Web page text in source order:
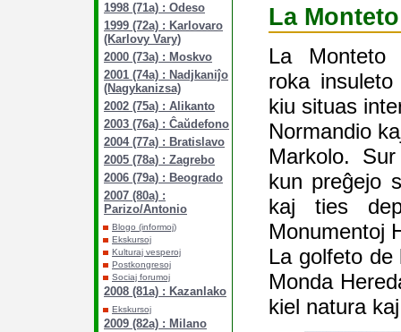
1998 (71a) : Odeso
1999 (72a) : Karlovaro
(Karlovy Vary)
2000 (73a) : Moskvo
2001 (74a) : Nadjkaniĵo
(Nagykanizsa)
2002 (75a) : Alikanto
2003 (76a) : Ĉaŭdefono
2004 (77a) : Bratislavo
2005 (78a) : Zagrebo
2006 (79a) : Beogrado
2007 (80a) :
Parizo/Antonio
Blogo (informoj)
Ekskursoj
Kulturaj vesperoj
Postkongresoj
Sociaj forumoj
2008 (81a) : Kazanlako
Ekskursoj
2009 (82a) : Milano
La
La Monteto
roka
kiu situas
Normandio
Markolo.
kun preĝejo
kaj ties
Monumentoj
La golfeto
Monda
kiel natura